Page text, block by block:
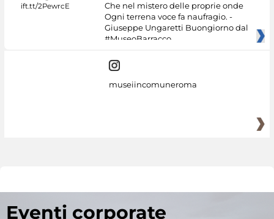
Che nel mistero delle proprie onde
Ogni terrena voce fa naufragio. -
Giuseppe Ungaretti Buongiorno dal
#MuseoBarracco
museiincomuneroma
Eventi corporate